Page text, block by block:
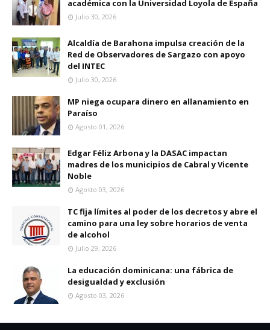
académica con la Universidad Loyola de España
Julio 30, 2026
Alcaldía de Barahona impulsa creación de la
Red de Observadores de Sargazo con apoyo
del INTEC
Julio 30, 2026
MP niega ocupara dinero en allanamiento en
Paraíso
Agosto 01, 2026
Edgar Féliz Arbona y la DASAC impactan
madres de los municipios de Cabral y Vicente
Noble
Agosto 03, 2026
TC fija límites al poder de los decretos y abre el
camino para una ley sobre horarios de venta
de alcohol
Julio 29, 2026
La educación dominicana: una fábrica de
desigualdad y exclusión
Agosto 03, 2026